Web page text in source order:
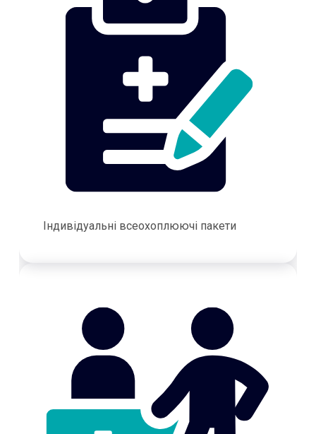
Індивідуальні всеохоплюючі пакети